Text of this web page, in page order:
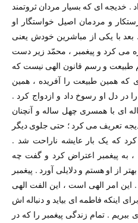
. خدیجه ای که بسیار مردان ثروتمند
و مردمان اصیل خواستگار او
با یکی از مباشرین خودش یعنی
می کرد و پیغمبر ،‌ محمّد زیر دست
طبیعت و رسم قانون الهی نیست که
که همین طبیعت را آفریده ، همین
در دل او رسوخ داد و ازدواج کرد .
ای با همسری چهل ساله و آنچنان
تعریف می کرد ؛‌ حتی جلوی دیگر
که یک بار عایشه ناراحت شد .
، به پیغمبر اعتراض کرد و گفت چه
او هستم و دلایلی آورد . پیغمبر
امر الهی است ،‌ این الفت الهی
اینکه فاطمه ای بیاید و دنباله اش
ببریم . تمام زندگی پیغمبر را که در